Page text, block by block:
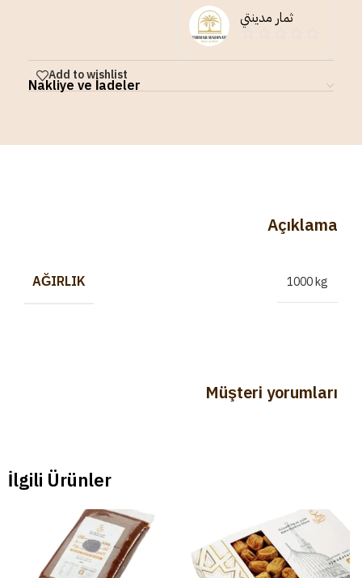
ثمار مدينتي
Add to wishlist
Nakliye ve İadeler
Açıklama
AĞIRLIK 1000 kg
Müşteri yorumları
İlgili Ürünler